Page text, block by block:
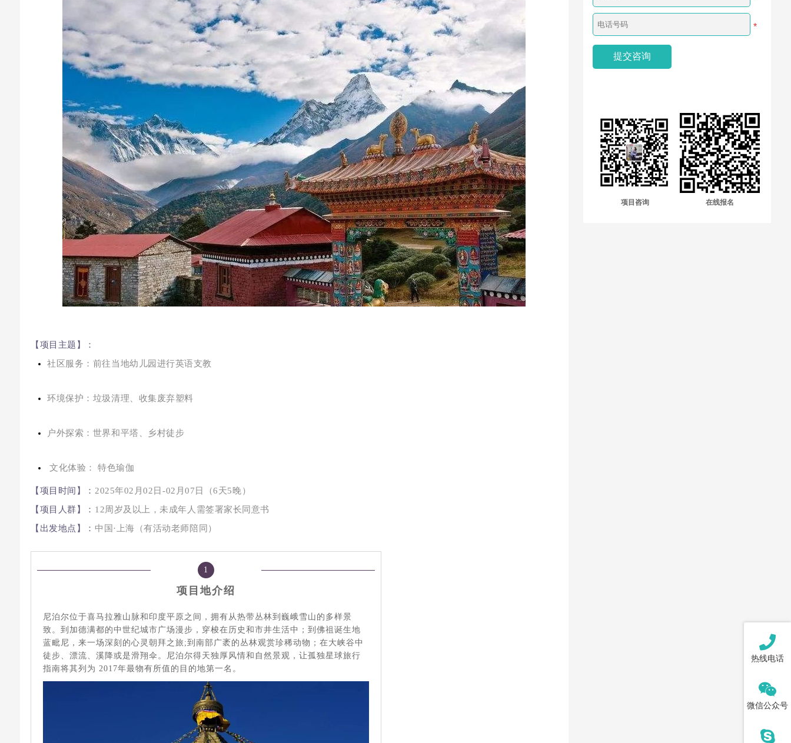
【项目主题】：
社区服务：前往当地幼儿园进行英语支教
环境保护：垃圾清理、收集废弃塑料
户外探索：世界和平塔、乡村徒步
文化体验： 特色瑜伽
【项目时间】：2025年02月02日-02月07日（6天5晚）
【项目人群】： 12周岁及以上，未成年人需签署家长同意书
【出发地点】： 中国·上海（有活动老师陪同）
1
项目地介绍
尼泊尔位于喜马拉雅山脉和印度平原之间，拥有从热带丛林到巍峨雪山的多样景
致。到加德满都的中世纪城市广场漫步，穿梭在历史和市井生活中；到佛祖诞生地
蓝毗尼，来一场深刻的心灵朝拜之旅;到南部广袤的丛林观赏珍稀动物；在大峡谷中
徒步、漂流、溪降或是滑翔伞。尼泊尔得天独厚风情和自然景观，让孤独星球旅行
指南将其列为 2017年最物有所值的目的地第一名。
*
项目咨询 在线报名
热线电话
微信公众号